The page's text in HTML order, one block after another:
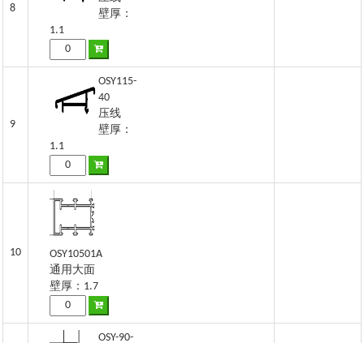
8
壁厚：
1.1
9
OSY115-
40
压线
壁厚：
1.1
10
OSY10501A
通用大面
壁厚：1.7
OSY-90-